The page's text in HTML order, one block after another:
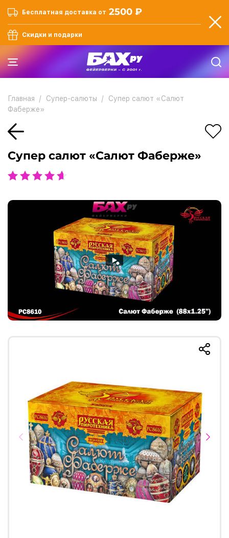
Бесплатная доставка от 2500 ₽
Скидки и подарки
Главная Супер-салюты
Супер салют «Салют
Фаберже»
Супер салют «Салют Фаберже»